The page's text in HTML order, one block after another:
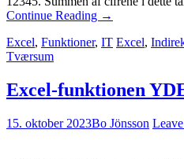
Continue Reading →
Excel, Funktioner, IT Excel,
Tværsum
Excel-funktionen
15. oktober 2023Bo Jönsson